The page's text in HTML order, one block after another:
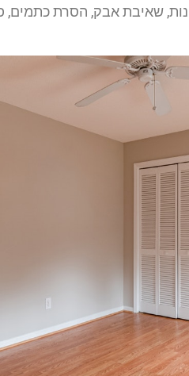
שאיבת אבק, הסרת כתמים,